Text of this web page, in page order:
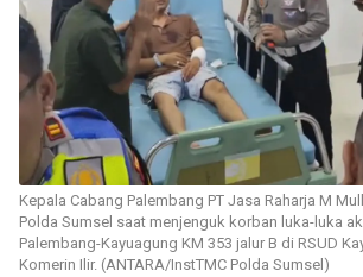
Kepala Cabang Palembang PT Jasa Raharja M
Polda Sumsel saat menjenguk korban luka-luka
Palembang-Kayuagung KM 353 jalur B di RSUD
Komerin Ilir. (ANTARA/InstTMC Polda Sumsel)